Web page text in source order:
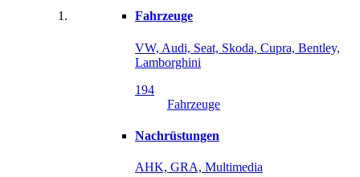
Fahrzeuge
VW, Audi, Seat, Skoda, Cupra, Bentley,
Lamborghini
194
Fahrzeuge
Nachrüstungen
AHK, GRA, Multimedia